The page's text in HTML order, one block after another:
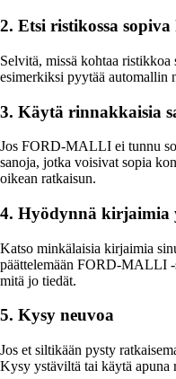
2. Etsi ristikossa
Selvitä, missä kohtaa
esimerkiksi pyytää automallin
3. Käytä rinnakkaisia
Jos FORD-MALLI ei tunnu
sanoja, jotka voisivat sopia
oikean ratkaisun.
4. Hyödynnä kirjaimia
Katso minkälaisia kirjaimia
päättelemään FORD-MALLI -
mitä jo tiedät.
5. Kysy neuvoa
Jos et siltikään pysty
Kysy ystäviltä tai käytä apuna